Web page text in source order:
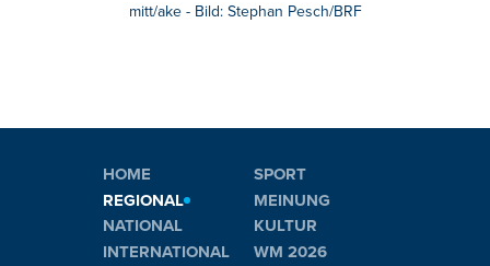
mitt/ake - Bild: Stephan Pesch/BRF
HOME
REGIONAL
NATIONAL
INTERNATIONAL
SPORT
MEINUNG
KULTUR
WM 2026